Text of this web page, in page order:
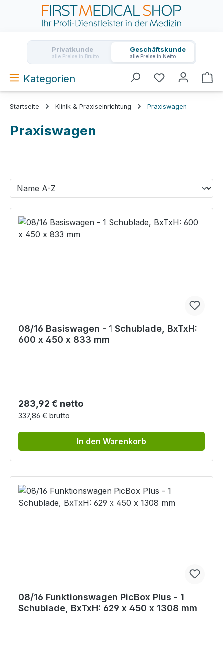
Zum Hauptinhalt springen
Privatkunde
alle Preise in Brutto
Geschäftskunde
alle Preise in Netto
Kategorien
Startseite Klinik & Praxiseinrichtung Praxiswagen
Praxiswagen
08/16 Basiswagen - 1 Schublade, BxTxH:
600 x 450 x 833 mm
Regulärer Preis:
283,92 € netto
337,86 € brutto
In den Warenkorb
08/16 Funktionswagen PicBox Plus - 1
Schublade, BxTxH: 629 x 450 x 1308 mm